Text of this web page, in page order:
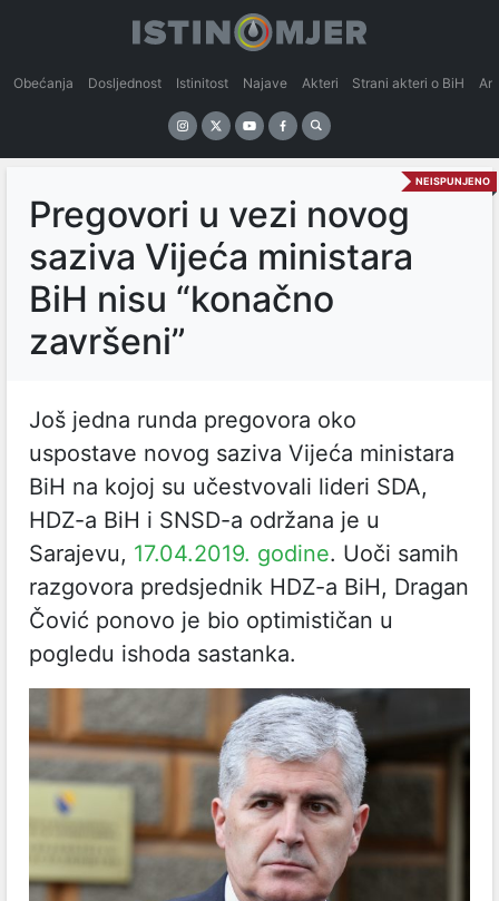
Obećanja Dosljednost Istinitost Najave Akteri Strani akteri o BiH
NEISPUNJENO
Pregovori u vezi novog
saziva Vijeća ministara
BiH nisu “konačno
završeni”
Još jedna runda pregovora oko
uspostave novog saziva Vijeća ministara
BiH na kojoj su učestvovali lideri SDA,
HDZ-a BiH i SNSD-a održana je u
Sarajevu, 17.04.2019. godine. Uoči samih
razgovora predsjednik HDZ-a BiH, Dragan
Čović ponovo je bio optimističan u
pogledu ishoda sastanka.